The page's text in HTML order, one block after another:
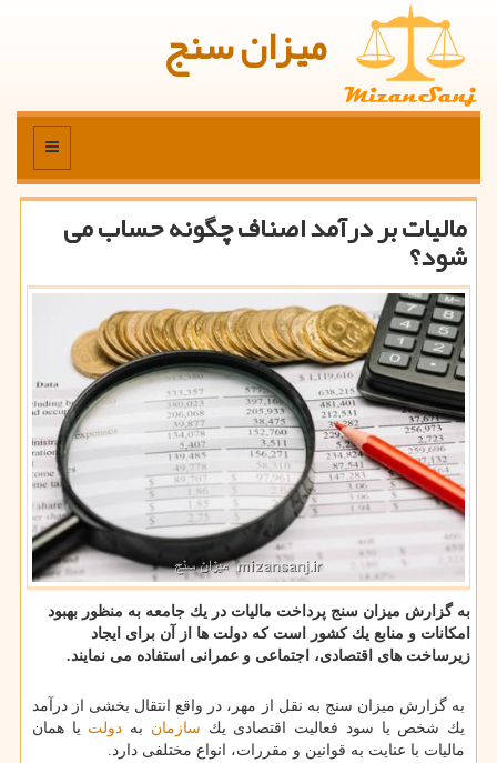
میزان سنج
منو
مالیات بر درآمد اصناف چگونه حساب می
شود؟
به گزارش میزان سنج پرداخت مالیات در یك جامعه به منظور بهبود
امكانات و منابع یك كشور است كه دولت ها از آن برای ایجاد
زیرساخت های اقتصادی، اجتماعی و عمرانی استفاده می نمایند.
به گزارش میزان سنج به نقل از مهر، در واقع انتقال بخشی از درآمد
یك شخص یا سود فعالیت اقتصادی یك سازمان به دولت یا همان
مالیات با عنایت به قوانین و مقررات، انواع مختلفی دارد.